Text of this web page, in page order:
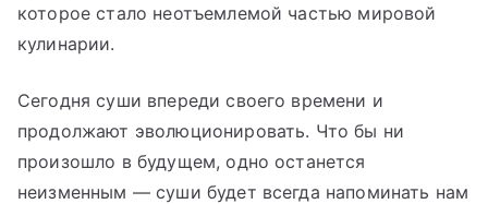
которое стало неотъемлемой частью мировой
кулинарии.
Сегодня суши впереди своего времени и
продолжают эволюционировать. Что бы ни
произошло в будущем, одно останется
неизменным — суши будет всегда напоминать нам